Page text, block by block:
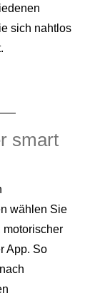
sich nahtlos
—
smart
wählen Sie
App. So